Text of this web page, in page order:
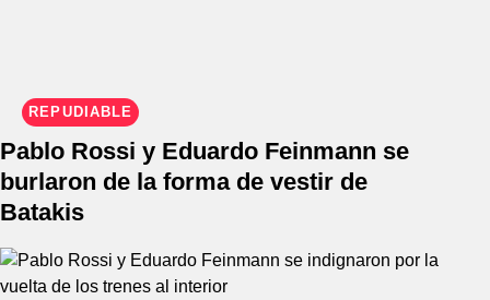
REPUDIABLE
Pablo Rossi y Eduardo Feinmann se
burlaron de la forma de vestir de
Batakis